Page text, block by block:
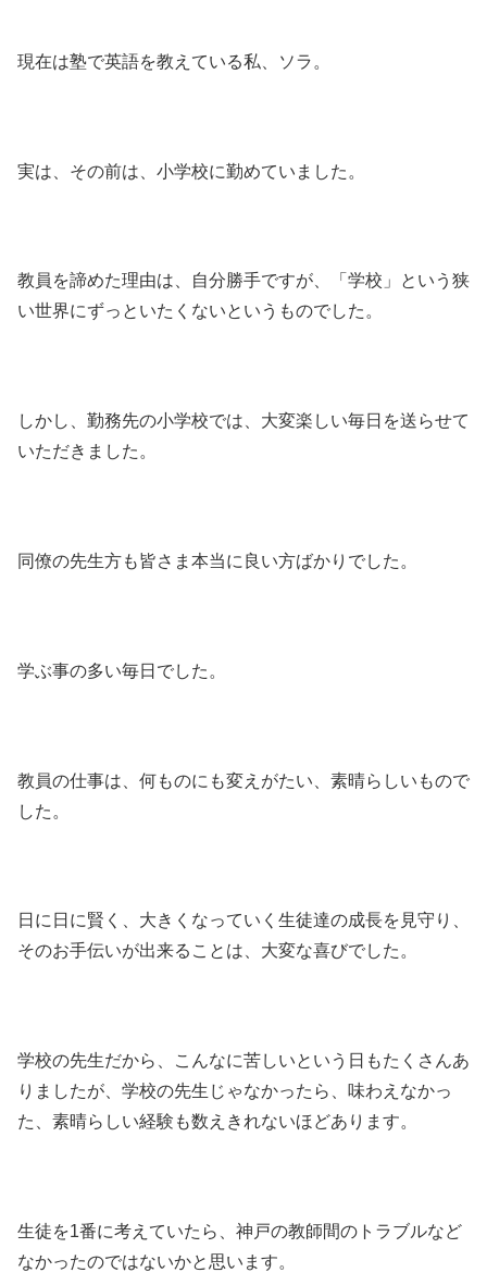
現在は塾で英語を教えている私、ソラ。
実は、その前は、小学校に勤めていました。
教員を諦めた理由は、自分勝手ですが、「学校」という狭
い世界にずっといたくないというものでした。
しかし、勤務先の小学校では、大変楽しい毎日を送らせて
いただきました。
同僚の先生方も皆さま本当に良い方ばかりでした。
学ぶ事の多い毎日でした。
教員の仕事は、何ものにも変えがたい、素晴らしいもので
した。
日に日に賢く、大きくなっていく生徒達の成長を見守り、
そのお手伝いが出来ることは、大変な喜びでした。
学校の先生だから、こんなに苦しいという日もたくさんあ
りましたが、学校の先生じゃなかったら、味わえなかっ
た、素晴らしい経験も数えきれないほどあります。
生徒を1番に考えていたら、神戸の教師間のトラブルなど
なかったのではないかと思います。